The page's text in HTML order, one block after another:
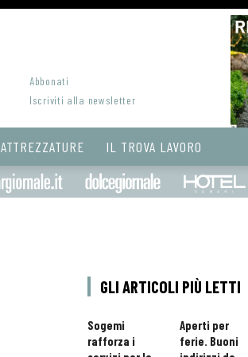
Abbonati
Iscriviti alla newsletter
ATTREZZATURE IL TROVA LAVORO
Bargiornale
GLI ARTICOLI PIÙ LETTI
Sogemi
rafforza i
Aperti per
ferie. Buoni